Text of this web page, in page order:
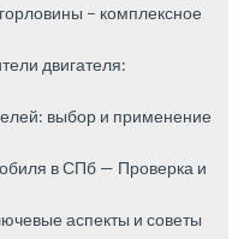
– комплексное
двигателя:
выбор и применение
в СПб — Проверка и
аспекты и советы